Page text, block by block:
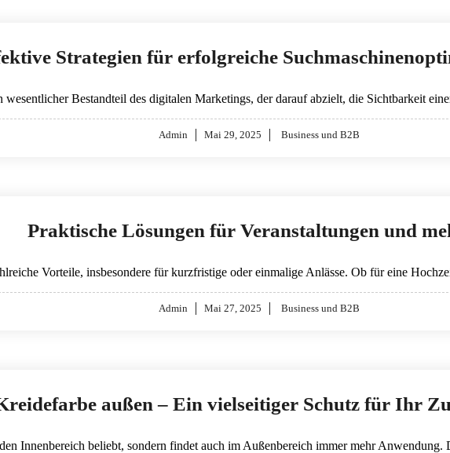
Strategien für erfolgreiche
Bestandteil des digitalen Marketings, der darauf abzielt, die Sichtbarkeit
Admin
Posted
Mai 29, 2025 Business und B2B
Praktische Lösungen für Veranstaltungen und
Vorteile, insbesondere für kurzfristige oder einmalige Anlässe. Ob für eine
Admin
Posted
Mai 27, 2025 Business und B2B
außen – Ein vielseitiger Schutz für Ihr
Innenbereich beliebt, sondern findet auch im Außenbereich immer mehr